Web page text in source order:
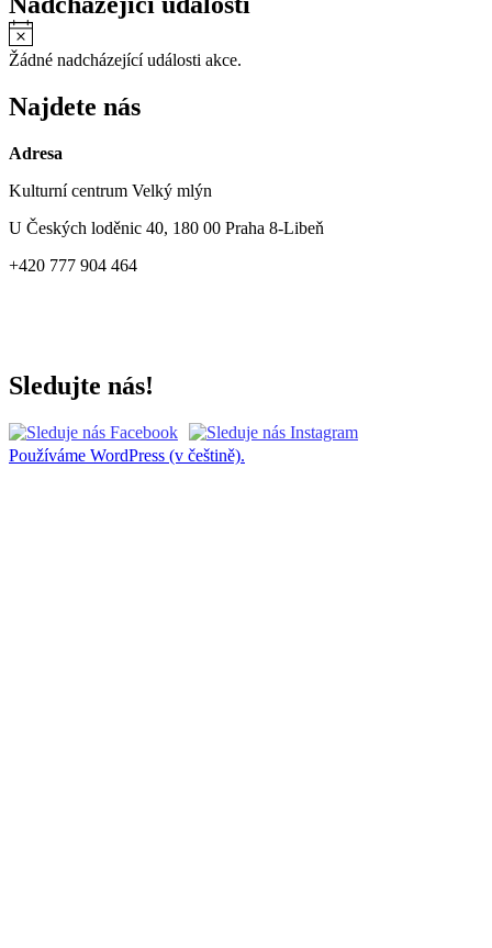
Notice
Žádné nadcházející události akce.
Najdete nás
Adresa
Kulturní centrum Velký mlýn
U Českých loděnic 40, 180 00 Praha 8-Libeň
+420 777 904 464
Sledujte nás!
Používáme WordPress (v češtině).